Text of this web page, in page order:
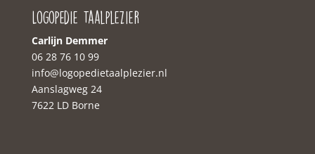
Logopedie Taalplezier
Carlijn Demmer
06 28 76 10 99‬
‭info@logopedietaalplezier.nl
Aanslagweg 24
7622 LD Borne